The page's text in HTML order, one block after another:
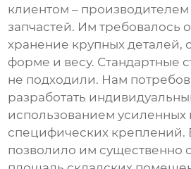
клиентом –
запчастей. Им требовалось
хранение крупных деталей,
форме и весу. Стандартные
не подходили. Нам
разработать
использованием усиленных
специфических креплений.
позволило им существенно